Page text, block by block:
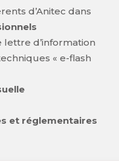
d’Anitec dans
lettre d’information
« e-flash
et réglementaires